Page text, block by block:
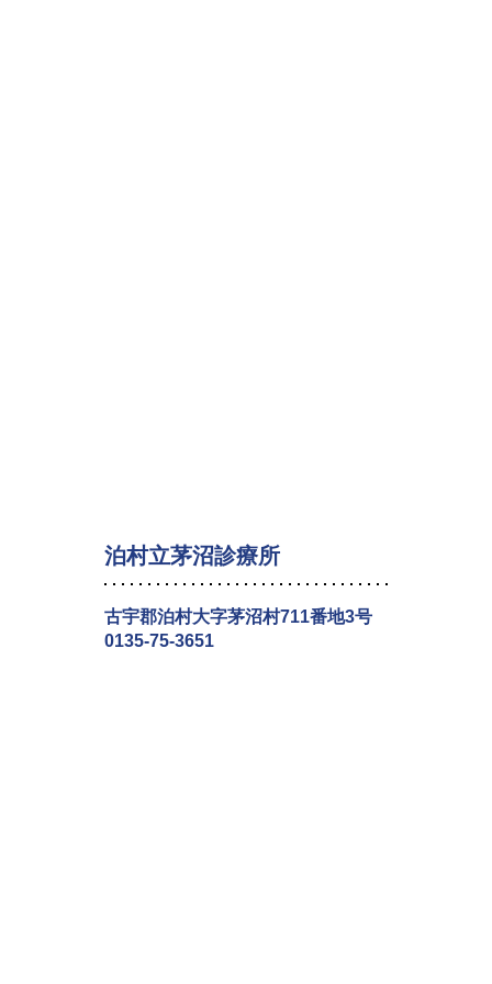
泊村立茅沼診療所
古宇郡泊村大字茅沼村711番地3号
0135-75-3651